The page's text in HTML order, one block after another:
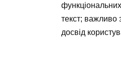
текст; важливо
досвід